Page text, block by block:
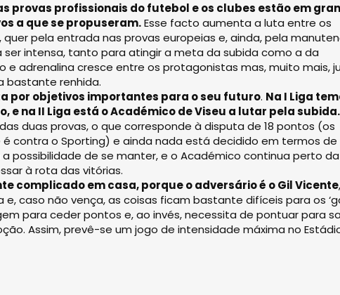
provas profissionais do futebol e os clubes estão em
a que se propuseram.Esse facto aumenta a luta entre os
pela entrada nas provas europeias e, ainda, pela
a ser intensa, tanto para atingir a meta da subida como a da
e adrenalina cresce entre os protagonistas mas, muito mais,
bastante renhida.
por objetivos importantes para o seu futuro. Na I Liga
e na II Liga está o Académico de Viseu a lutar pela subida.
duas provas, o que corresponde à disputa de 18 pontos (os
contra o Sporting) e ainda nada está decidido em termos de
possibilidade de se manter, e o Académico continua perto da
à rota das vitórias.
complicado em casa, porque o adversário é o Gil Vicente
caso não vença, as coisas ficam bastante difíceis para os
para ceder pontos e, ao invés, necessita de pontuar para
Assim, prevê-se um jogo de intensidade máxima no